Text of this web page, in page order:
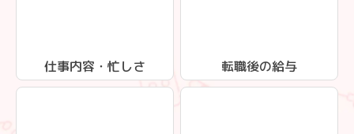
仕事内容・忙しさ 転職後の給与